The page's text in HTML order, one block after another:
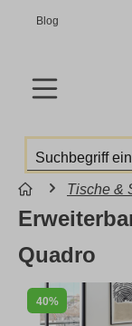
Blog
Tische &
40%
Quadro